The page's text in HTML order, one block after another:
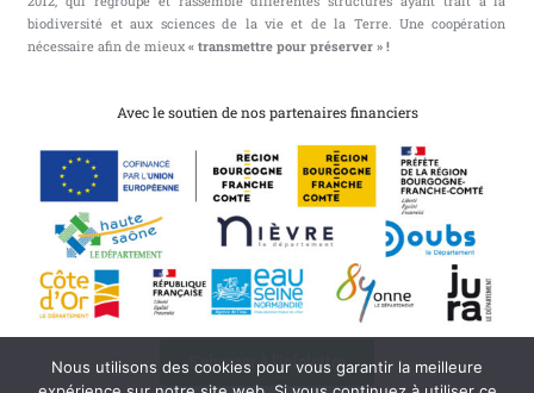
biodiversité et aux sciences de la vie et de la Terre. Une coopération
nécessaire afin de mieux« transmettre pour préserver » !
Avec le soutien de nos partenaires financiers
S'abonner à l'infolettre
Nous utilisons des cookies pour vous garantir la meilleure